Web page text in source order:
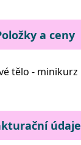
a ceny
tělo - minikurz
údaje